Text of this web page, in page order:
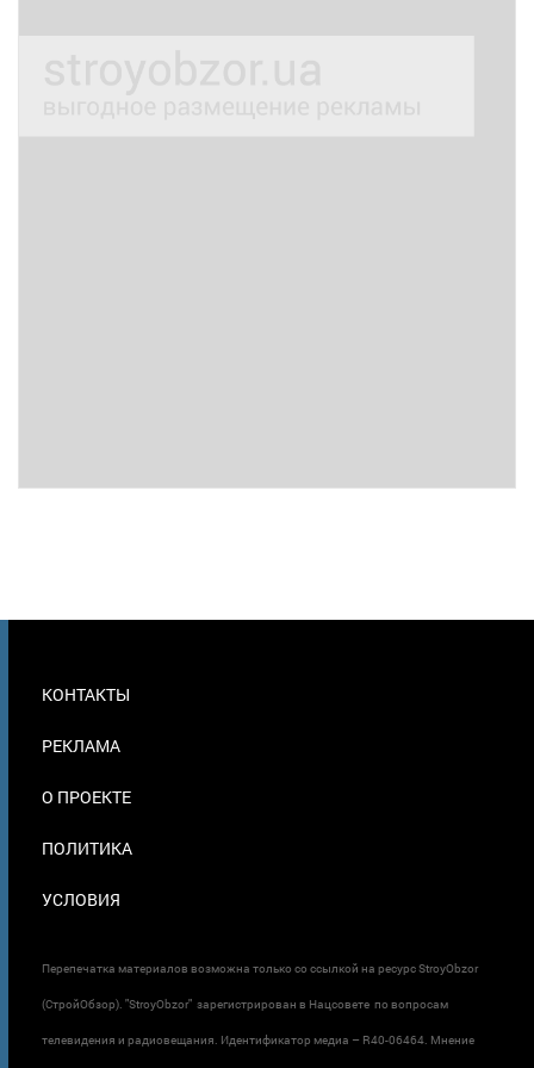
В
КОНТАКТЫ
РЕКЛАМА
О ПРОЕКТЕ
ПОЛИТИКА
УСЛОВИЯ
Перепечатка материалов возможна только со ссылкой на ресурс StroyObzor
(СтройОбзор). "StroyObzor" зарегистрирован в Нацсовете по вопросам
телевидения и радиовещания. Идентификатор медиа – R40-06464. Мнение